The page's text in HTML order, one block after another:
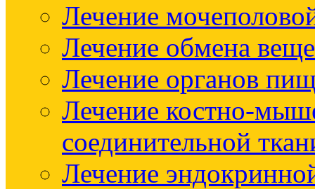
Лечение
Лечение обмена
Лечение органов
Лечение костно-
соединительной
Лечение